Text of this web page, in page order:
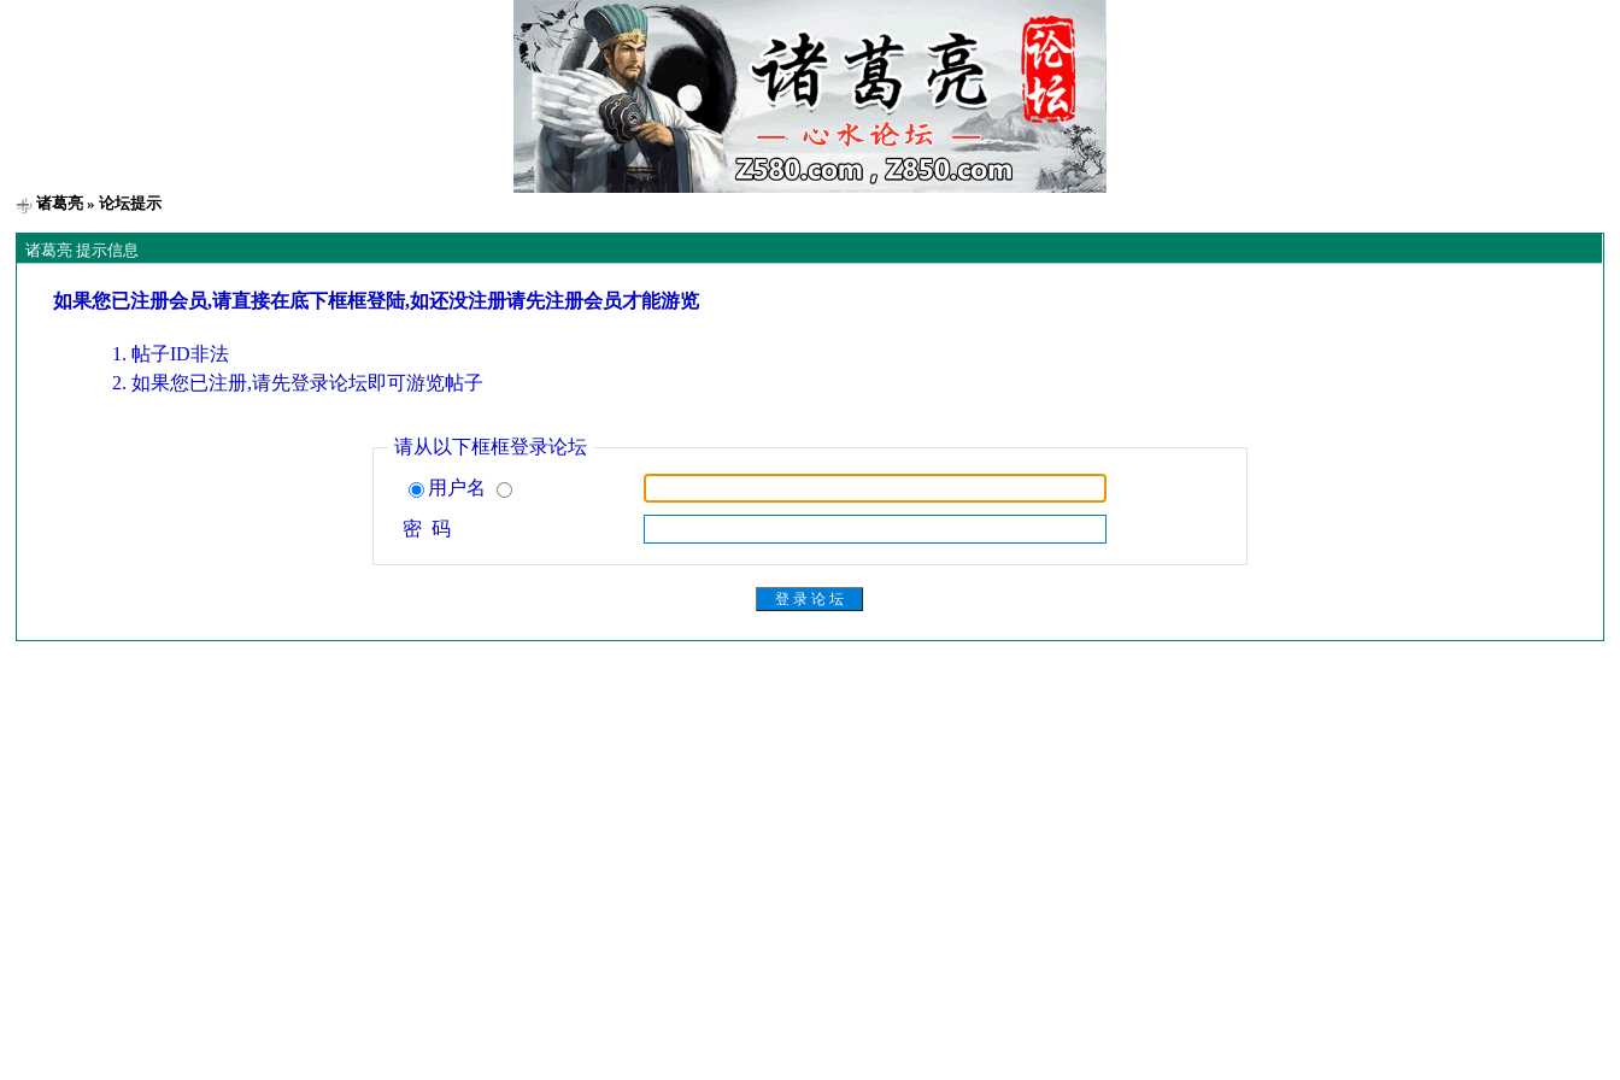
诸葛亮 » 论坛提示
诸葛亮 提示信息
如果您已注册会员,请直接在底下框框登陆,如还没注册请先注册会员才能游览
帖子ID非法
如果您已注册,请先登录论坛即可游览帖子
请从以下框框登录论坛
用户名
密 码